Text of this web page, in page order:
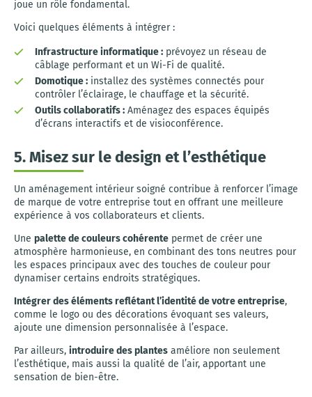
joue un rôle fondamental.
Voici quelques éléments à intégrer :
Infrastructure informatique : prévoyez un réseau de
câblage performant et un Wi-Fi de qualité.
Domotique : installez des systèmes connectés pour
contrôler l’éclairage, le chauffage et la sécurité.
Outils collaboratifs : Aménagez des espaces équipés
d’écrans interactifs et de visioconférence.
5. Misez sur le design et l’esthétique
Un aménagement intérieur soigné contribue à renforcer l’image
de marque de votre entreprise tout en offrant une meilleure
expérience à vos collaborateurs et clients.
Une palette de couleurs cohérente permet de créer une
atmosphère harmonieuse, en combinant des tons neutres pour
les espaces principaux avec des touches de couleur pour
dynamiser certains endroits stratégiques.
Intégrer des éléments reflétant l’identité de votre entreprise,
comme le logo ou des décorations évoquant ses valeurs,
ajoute une dimension personnalisée à l’espace.
Par ailleurs, introduire des plantes améliore non seulement
l’esthétique, mais aussi la qualité de l’air, apportant une
sensation de bien-être.